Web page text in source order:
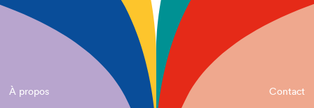
À propos
Contact